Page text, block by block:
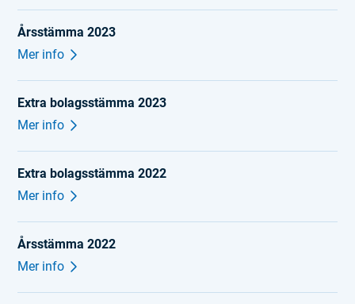
Årsstämma 2023
Mer info
Extra bolagsstämma 2023
Mer info
Extra bolagsstämma 2022
Mer info
Årsstämma 2022
Mer info